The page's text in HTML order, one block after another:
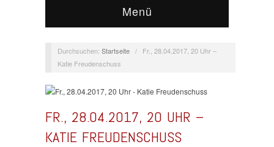
Menü
Durchsuchen: Startseite /
Fr., 28.04.2017, 20 Uhr –
Katie Freudenschuss
FR., 28.04.2017, 20 UHR –
KATIE FREUDENSCHUSS